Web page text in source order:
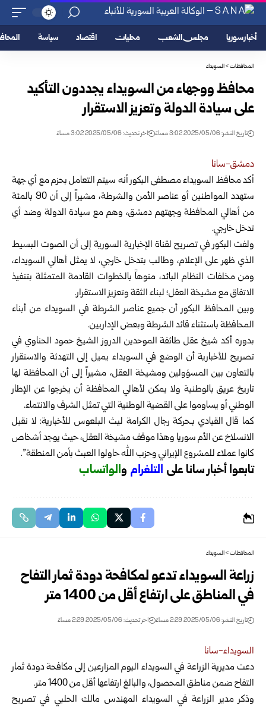
أخبار سوريا مجلس الشعب محليات اقتصاد سياسة
المحافظات>السويداء
محافظ ووجهاء من السويداء يجددون التأكيد
على سيادة الدولة وتعزيز ‏الاستقرار
تاريخ النشر: 2025/05/06 3:02 مساءً اخر تحديث: 2025/05/06 3:02 مساءً
دمشق-سانا
أكد محافظ السويداء مصطفى البكور أنه سيتم ‏التعامل ‏بحزم مع أي جهة
ستهدد المواطنين أو عناصر الأمن والشرطة،
‏مشيراً إلى أن ‌‏90 بالمئة
من أهالي المحافظة وجهتهم دمشق، وهم مع سيادة الدولة ‏وضد أي
تدخل ‏خارجي.‏
ولفت البكور في تصريح لقناة الإخبارية السورية إلى أن الصوت البسيط
الذي ظهر على الإعلام، وطالب ‏بتدخل ‏خارجي، لا يمثل أهالي السويداء،
ومن مخلفات النظام البائد، منوهاً ‏بالخطوات ‏القادمة المتمثلة بتنفيذ
الاتفاق مع مشيخة العقل؛ لبناء الثقة وتعزيز ‏الاستقرار.‏
وبين المحافظ البكور أن جميع عناصر الشرطة في السويداء من أبناء
المحافظة ‏باستثناء ‏قائد الشرطة وبعض الإداريين.‏
بدوره أكد شيخ عقل طائفة الموحدين الدروز الشيخ حمود الحناوي في
تصريح للأخبارية أن الوضع ‏في السويداء يميل إلى التهدئة والاستقرار
بالتعاون بين المسؤولين ومشيخة ‏العقل، مشيراً إلى أن المحافظة لها
تاريخ عريق بالوطنية ولا يمكن لأهالي ‏المحافظة أن يخرجوا عن الإطار
الوطني أو يساوموا على القضية الوطنية ‏التي تمثل الشرف والانتماء.‏
كما قال القيادي بـحركة رجال الكرامة ليث البلعوس للأخبارية: لا نقبل
الانسلاخ عن ‏الأم سوريا وهذا موقف مشيخة العقل، حيث يوجد أشخاص
كانوا عملاء ‏للمشروع الإيراني وحزب الله حاولوا العبث بأمن المنطقة”.‏
تابعوا أخبار سانا على التلغرام والواتساب
المحافظات>السويداء
زراعة السويداء تدعو لمكافحة دودة ثمار التفاح
في المناطق على ارتفاع أقل من 1400 متر
تاريخ النشر: 2025/05/06 2:29 مساءً اخر تحديث: 2025/05/06 2:29 مساءً
السويداء-سانا
دعت مديرية الزراعة في السويداء اليوم المزارعين إلى مكافحة دودة ثمار
التفاح ضمن مناطق المحصول، والبالغ ارتفاعها أقلمن 1400 متر.
وذكر مدير الزراعة في السويداء المهندس مالك الحلبي في تصريح